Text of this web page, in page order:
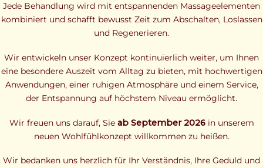
Jede Behandlung wird mit entspannenden Massageelementen
kombiniert und schafft bewusst Zeit zum Abschalten, Loslassen
und Regenerieren.
Wir entwickeln unser Konzept kontinuierlich weiter, um Ihnen
eine besondere Auszeit vom Alltag zu bieten, mit hochwertigen
Anwendungen, einer ruhigen Atmosphäre und einem Service,
der Entspannung auf höchstem Niveau ermöglicht.
Wir freuen uns darauf, Sie ab September 2026in unserem
neuen Wohlfühlkonzept willkommen zu heißen.
Wir bedanken uns herzlich für Ihr Verständnis, Ihre Geduld und